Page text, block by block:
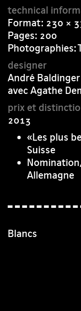
Format: 230 ×
Pages: 200
Photographies:
André
avec Agathe
2013
«Les plus
Suisse
Allemagne
Blancs